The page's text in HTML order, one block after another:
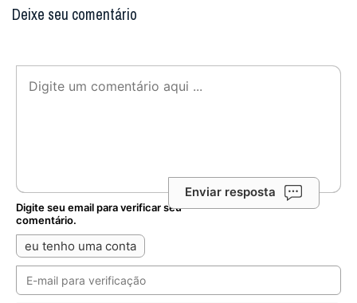
Deixe seu comentário
Enviar resposta
Digite seu email para verificar seu
comentário.
eu tenho uma conta